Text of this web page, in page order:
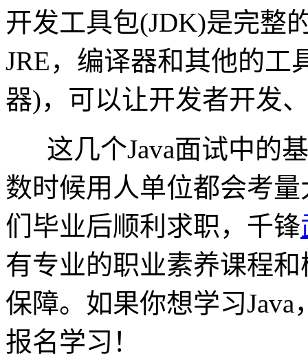
开发工具包(JDK)是完整
JRE，编译器和其他的工
器)，可以让开发者开发
这几个Java面试中的
数时候用人单位都会考
们毕业后顺利求职，千锋
有专业的职业素养课程
保障。如果你想学习Java
报名学习！